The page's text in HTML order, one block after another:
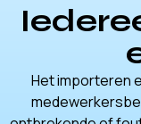
Het importeren